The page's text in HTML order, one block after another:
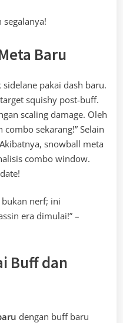
segalanya!
Baru
pakai dash baru.
squishy post-buff.
scaling damage. Oleh
sekarang!” Selain
snowball meta
combo window.
nerf; ini
era dimulai!” –
Buff dan
dengan buff baru